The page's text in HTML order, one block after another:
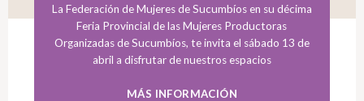
La Federación de Mujeres de Sucumbíos en su décima
Feria Provincial de las Mujeres Productoras
Organizadas de Sucumbíos, te invita el sábado 13 de
abril a disfrutar de nuestros espacios
MÁS INFORMACIÓN